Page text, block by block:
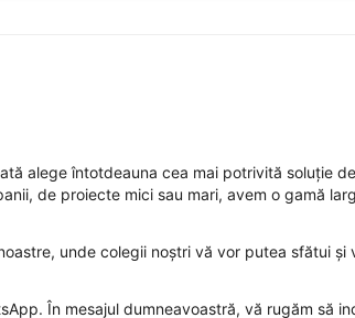
alege întotdeauna cea mai potrivită soluție
de proiecte mici sau mari, avem o gamă
unde colegii noștri vă vor putea sfătui și
. În mesajul dumneavoastră, vă rugăm să